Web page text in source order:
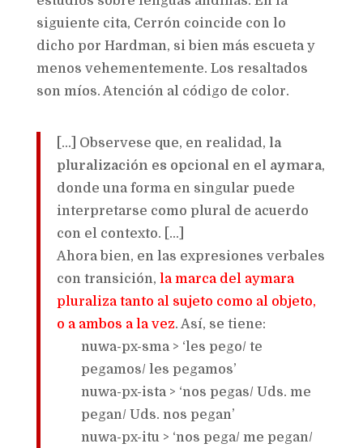
siguiente cita, Cerrón coincide con lo
dicho por Hardman, si bien más escueta y
menos vehementemente. Los resaltados
son míos. Atención al código de color.
[…] Observese que, en realidad, la
pluralización es opcional en el aymara,
donde una forma en singular puede
interpretarse como plural de acuerdo
con el contexto. […]
Ahora bien, en las expresiones verbales
con transición, la marca del aymara
pluraliza tanto al sujeto como al objeto,
o a ambos a la vez. Así, se tiene:
nuwa-px-sma > ‘les pego/ te
pegamos/ les pegamos’
nuwa-px-ista > ‘nos pegas/ Uds. me
pegan/ Uds. nos pegan’
nuwa-px-itu > ‘nos pega/ me pegan/